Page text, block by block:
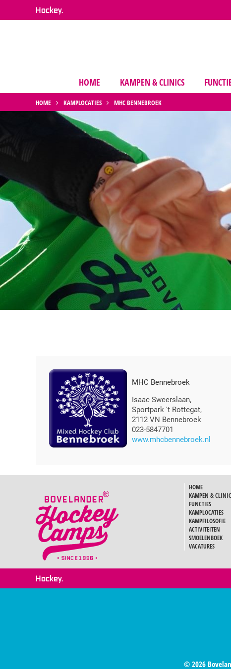
Hockey.
HOME KAMPEN & CLINICS
HOME KAMPLOCATIES MHC BENNEBROEK
MHC Bennebroek
Isaac Sweerslaan,
Sportpark 't Rottegat,
2112 VN Bennebroek
023-5847701
www.mhcbennebroek.nl
HOME
KAMPEN &
FUNCTIES
KAMPLOCATIES
KAMPFILOSOFIE
ACTIVITEITEN
SMOELENBOEK
VACATURES
Hockey.
© 2026